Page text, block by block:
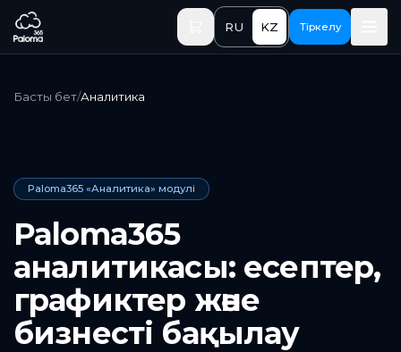
Негізгі мазмұнға өту
RU KZ Тіркелу
Басты бет/Аналитика
Paloma365 «Аналитика» модулі
Paloma365
аналитикасы: есептер,
графиктер және
бизнесті бақылау